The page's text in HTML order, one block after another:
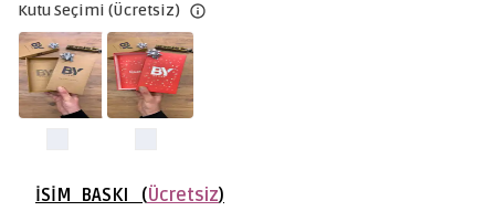
Kutu Seçimi (Ücretsiz)
İSİM BASKI (Ücretsiz)